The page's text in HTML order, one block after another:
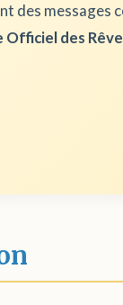
des messages
des